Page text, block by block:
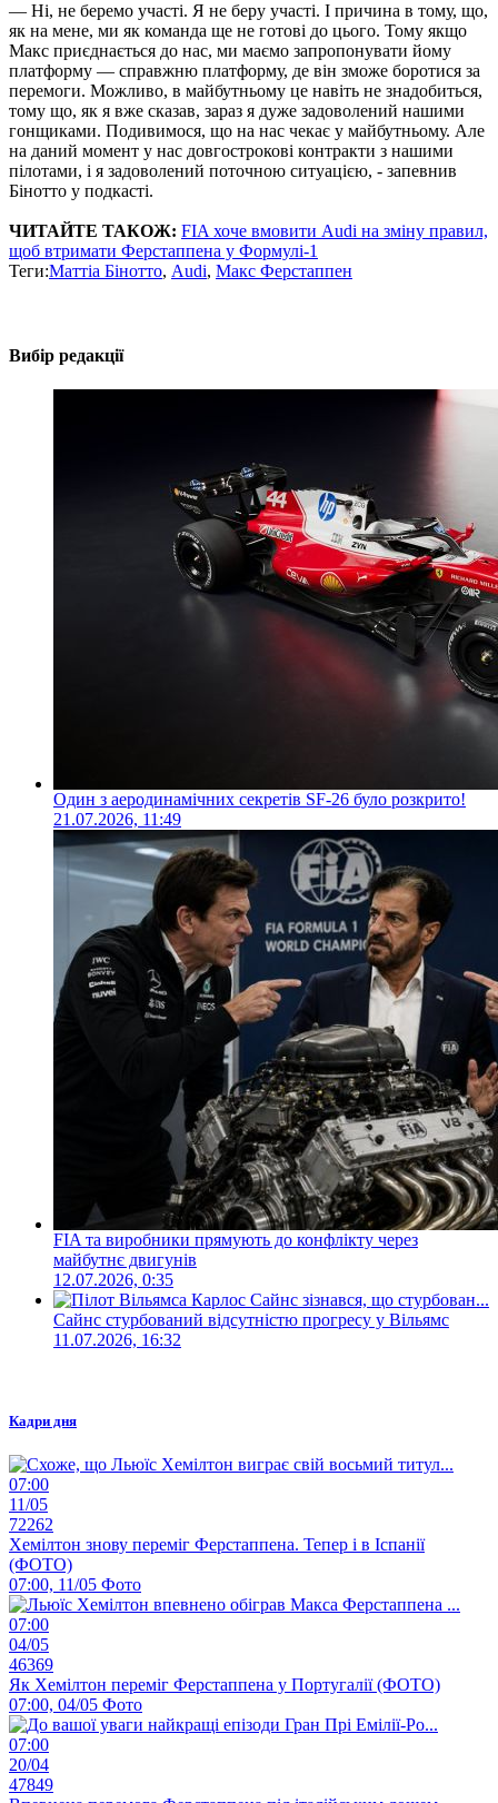
— Ні, не беремо участі. Я не беру участі. І причина в тому, що,
як на мене, ми як команда ще не готові до цього. Тому якщо
Макс приєднається до нас, ми маємо запропонувати йому
платформу — справжню платформу, де він зможе боротися за
перемоги. Можливо, в майбутньому це навіть не знадобиться,
тому що, як я вже сказав, зараз я дуже задоволений нашими
гонщиками. Подивимося, що на нас чекає у майбутньому. Але
на даний момент у нас довгострокові контракти з нашими
пілотами, і я задоволений поточною ситуацією, - запевнив
Бінотто у подкасті.
ЧИТАЙТЕ ТАКОЖ: FIA хоче вмовити Audi на зміну правил,
щоб втримати Ферстаппена у Формулі-1
Теги:Маттіа Бінотто, Audi, Макс Ферстаппен
Вибір редакції
Один з аеродинамічних секретів SF-26 було розкрито!
21.07.2026, 11:49
FIA та виробники прямують до конфлікту через
майбутнє двигунів
12.07.2026, 0:35
Сайнс стурбований відсутністю прогресу у Вільямс
11.07.2026, 16:32
Кадри дня
07:00
11/05
72262
Хемілтон знову переміг Ферстаппена. Тепер і в Іспанії
(ФОТО)
07:00, 11/05 Фото
07:00
04/05
46369
Як Хемілтон переміг Ферстаппена у Португалії (ФОТО)
07:00, 04/05 Фото
07:00
20/04
47849